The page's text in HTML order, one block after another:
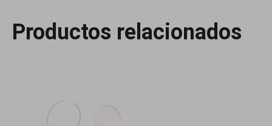
Productos relacionados